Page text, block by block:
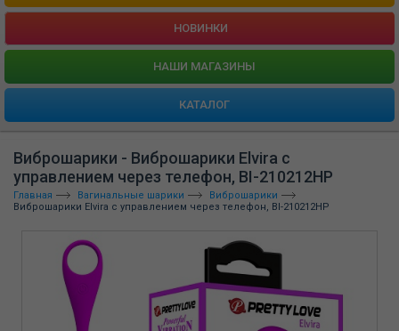
НОВИНКИ
HАШИ МАГАЗИНЫ
КАТАЛОГ
Виброшарики - Виброшарики Elvira с
управлением через телефон, BI-210212HP
Главная Вагинальные шарики
Виброшарики
Виброшарики Elvira с управлением через телефон, BI-210212HP